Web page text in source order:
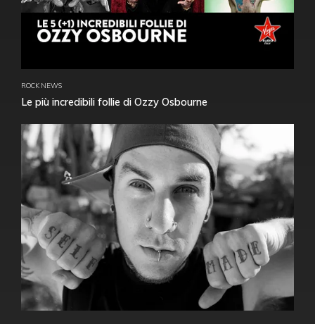
ROCK NEWS
Le più incredibili follie di Ozzy Osbourne